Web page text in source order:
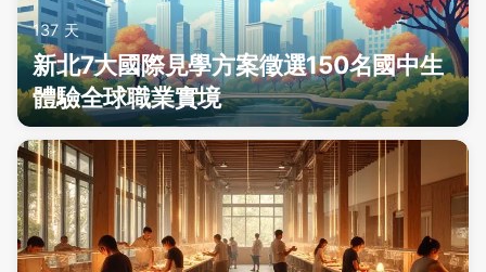
137 天
新北7大國際見學方案徵選150名國中生
體驗全球職業實境